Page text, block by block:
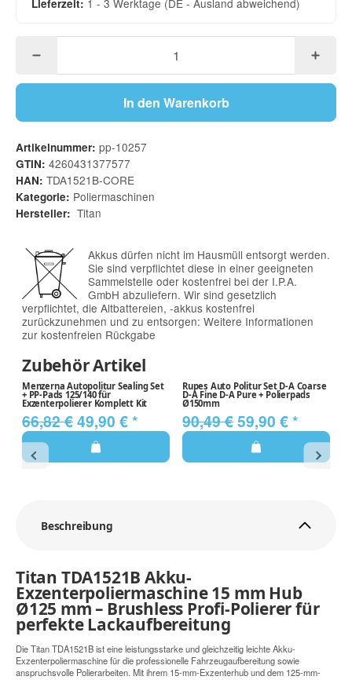
Lieferzeit: 1 - 3 Werktage (DE - Ausland abweichend)
In den Warenkorb
Artikelnummer: pp-10257
GTIN: 4260431377577
HAN: TDA1521B-CORE
Kategorie: Poliermaschinen
Hersteller: Titan
Akkus dürfen nicht im Hausmüll entsorgt werden.
Sie sind verpflichtet diese in einer geeigneten
Sammelstelle oder kostenfrei bei der I.P.A.
GmbH abzuliefern. Wir sind gesetzlich
verpflichtet, die Altbattereien, -akkus kostenfrei
zurückzunehmen und zu entsorgen: Weitere Informationen
zur kostenfreien Rückgabe
Zubehör Artikel
Menzerna Autopolitur Sealing Set
+ PP-Pads 125/140 für
Exzenterpolierer Komplett Kit
66,82 €49,90 €*
Rupes Auto Politur Set D-A Coarse
D-A Fine D-A Pure + Polierpads
Ø150mm
90,49 €59,90 €*
Beschreibung
Titan TDA1521B Akku-
Exzenterpoliermaschine 15 mm Hub
Ø125 mm – Brushless Profi-Polierer für
perfekte Lackaufbereitung
Die Titan TDA1521B ist eine leistungsstarke und gleichzeitig leichte Akku-
Exzenterpoliermaschine für die professionelle Fahrzeugaufbereitung sowie
anspruchsvolle Polierarbeiten. Mit ihrem 15-mm-Exzenterhub und dem 125-mm-